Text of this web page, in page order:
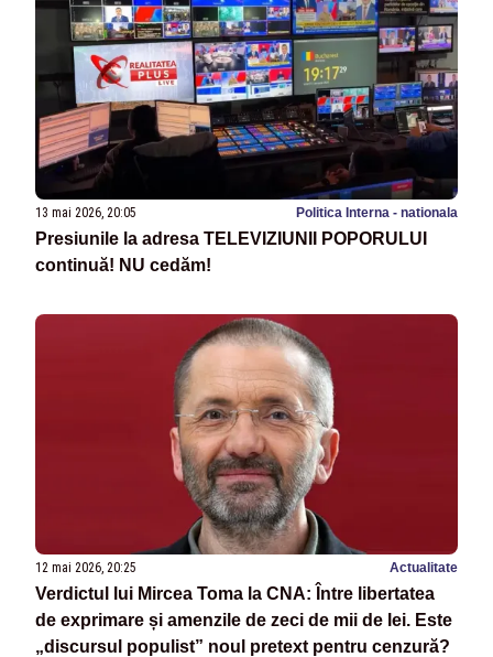
13 mai 2026, 20:05 Politica Interna - nationala
Presiunile la adresa TELEVIZIUNII POPORULUI
continuă! NU cedăm!
12 mai 2026, 20:25 Actualitate
Verdictul lui Mircea Toma la CNA: Între libertatea
de exprimare și amenzile de zeci de mii de lei. Este
„discursul populist” noul pretext pentru cenzură?